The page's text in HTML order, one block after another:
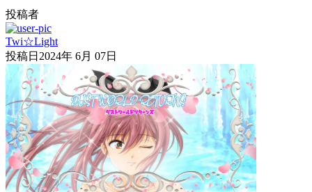
投稿者
Twi☆Light
投稿日 2024年 6月 07日